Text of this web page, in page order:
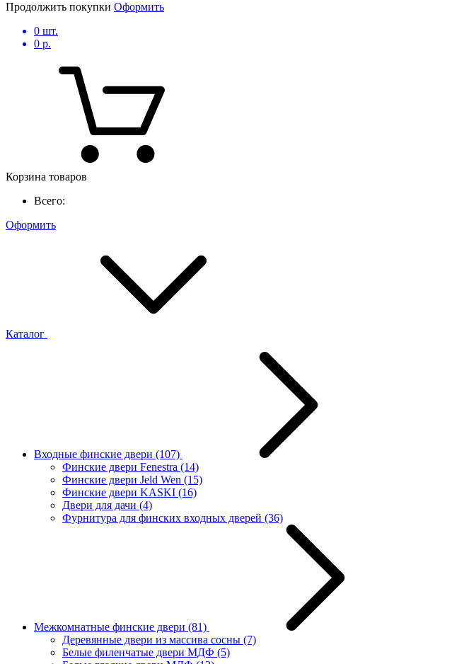
Продолжить покупки Оформить
0 шт.
0 р.
Корзина товаров
Всего:
Оформить
Каталог
Входные финские двери (107)
Финские двери Fenestra (14)
Финские двери Jeld Wen (15)
Финские двери KASKI (16)
Двери для дачи (4)
Фурнитура для финских входных дверей (36)
Межкомнатные финские двери (81)
Деревянные двери из массива сосны (7)
Белые филенчатые двери МДФ (5)